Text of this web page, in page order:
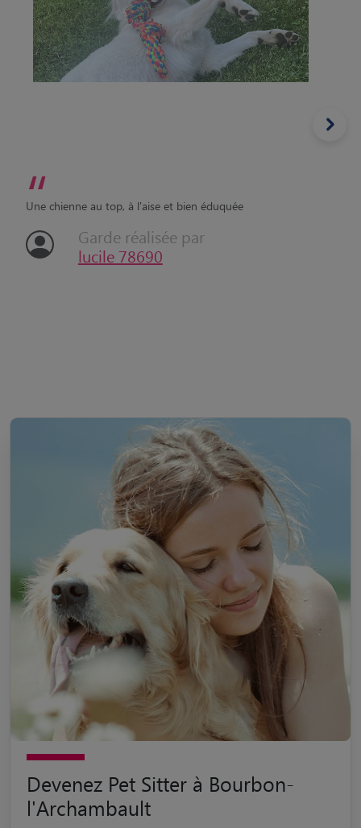
“
Une chienne au top, à l'aise et bien éduquée
Garde réalisée par
lucile 78690
Devenez Pet Sitter à Bourbon-
l'Archambault